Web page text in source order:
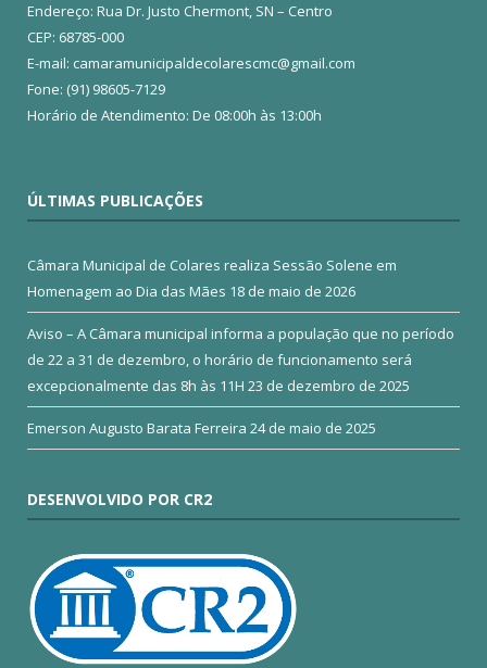
Endereço: Rua Dr. Justo Chermont, SN – Centro
CEP: 68785-000
E-mail: camaramunicipaldecolarescmc@gmail.com
Fone: (91) 98605-7129
Horário de Atendimento: De 08:00h às 13:00h
ÚLTIMAS PUBLICAÇÕES
Câmara Municipal de Colares realiza Sessão Solene em
Homenagem ao Dia das Mães 18 de maio de 2026
Aviso – A Câmara municipal informa a população que no período
de 22 a 31 de dezembro, o horário de funcionamento será
excepcionalmente das 8h às 11H 23 de dezembro de 2025
Emerson Augusto Barata Ferreira 24 de maio de 2025
DESENVOLVIDO POR CR2